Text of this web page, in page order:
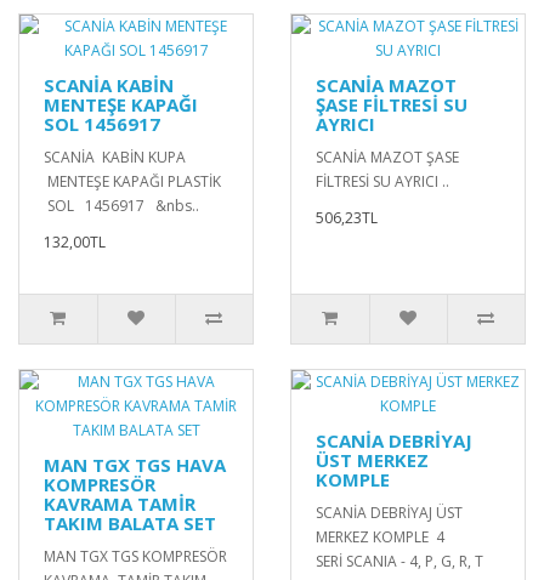
SCANİA KABİN
MENTEŞE KAPAĞI
SOL 1456917
SCANİA KABİN KUPA
MENTEŞE KAPAĞI PLASTİK
SOL 1456917 &nbs..
132,00TL
SCANİA MAZOT
ŞASE FİLTRESİ SU
AYRICI
SCANİA MAZOT ŞASE
FİLTRESİ SU AYRICI ..
506,23TL
MAN TGX TGS HAVA
KOMPRESÖR
KAVRAMA TAMİR
TAKIM BALATA SET
MAN TGX TGS KOMPRESÖR
SCANİA DEBRİYAJ
ÜST MERKEZ
KOMPLE
SCANİA DEBRİYAJ ÜST
MERKEZ KOMPLE 4
SERİ SCANIA - 4, P, G, R, T